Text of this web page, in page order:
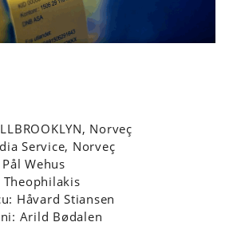
Norveç
Service, Norveç
Wehus
Theophilakis
Håvard Stiansen
Arild Bødalen